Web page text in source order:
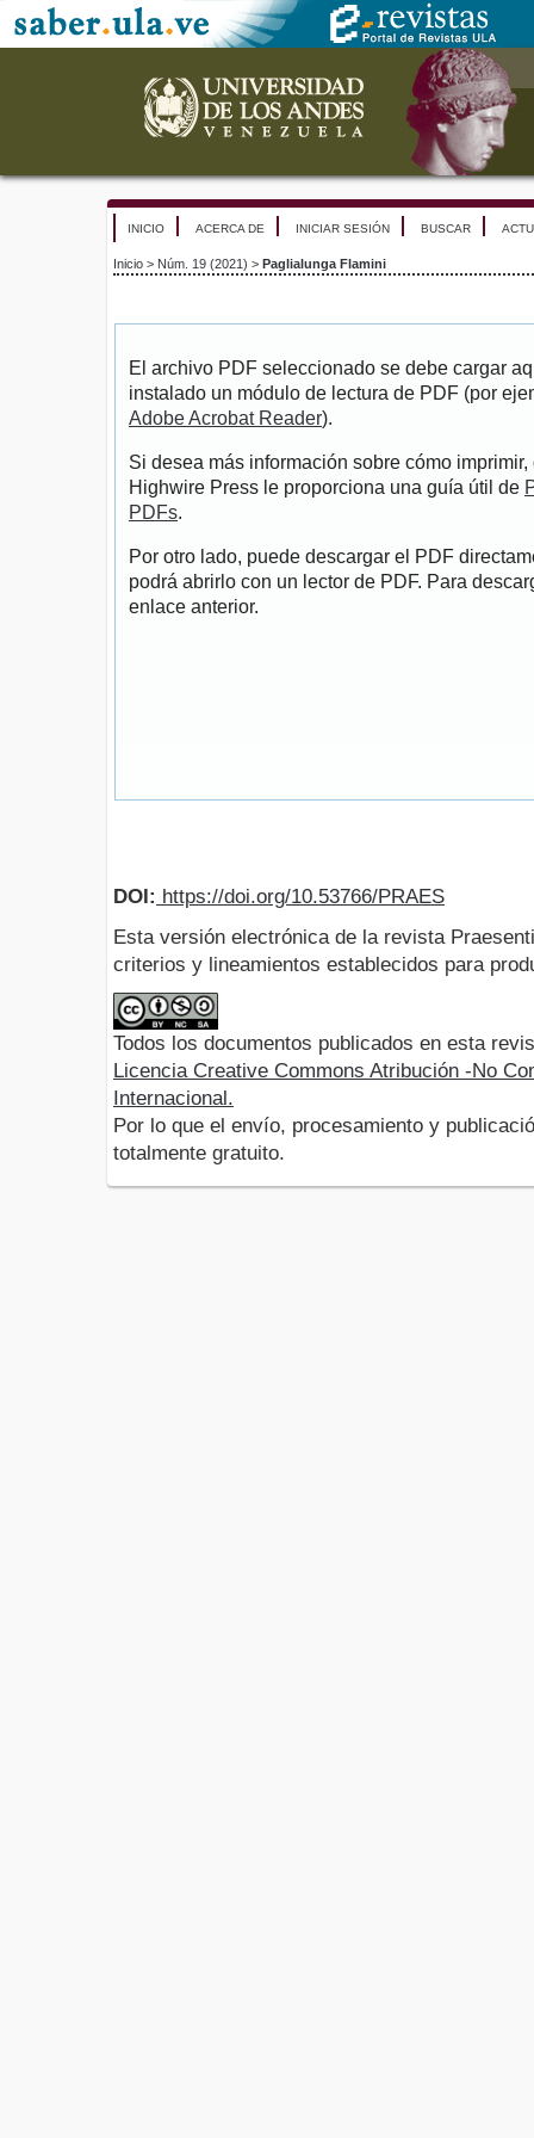
INICIO ACERCA DE INICIAR SESIÓN BUSCAR
Inicio > Núm. 19 (2021) > Paglialunga Flamini
El archivo PDF seleccionado se debe cargar
instalado un módulo de lectura de PDF (por
Adobe Acrobat Reader).
Si desea más información sobre cómo
Highwire Press le proporciona una guía útil de
PDFs.
Por otro lado, puede descargar el PDF
podrá abrirlo con un lector de PDF. Para
enlace anterior.
DOI: https://doi.org/10.53766/PRAES
Esta versión electrónica de la revista
criterios y lineamientos establecidos para
Todos los documentos publicados en esta
Licencia Creative Commons Atribución -No
Internacional.
Por lo que el envío, procesamiento y
totalmente gratuito.